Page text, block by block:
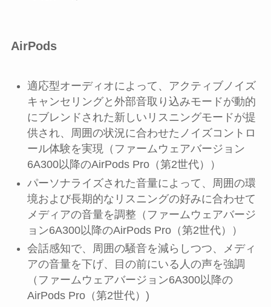
AirPods
適応型オーディオによって、アクティブノイズ
キャンセリングと外部音取り込みモードが動的
にブレンドされた新しいリスニングモードが提
供され、周囲の状況に合わせたノイズコントロ
ール体験を実現（ファームウェアバージョン
6A300以降のAirPods Pro（第2世代））
パーソナライズされた音量によって、周囲の環
境および長期的なリスニングの好みに合わせて
メディアの音量を調整（ファームウェアバージ
ョン6A300以降のAirPods Pro（第2世代））
会話感知で、周囲の騒音を減らしつつ、メディ
アの音量を下げ、目の前にいる人の声を強調
（ファームウェアバージョン6A300以降の
AirPods Pro（第2世代）)